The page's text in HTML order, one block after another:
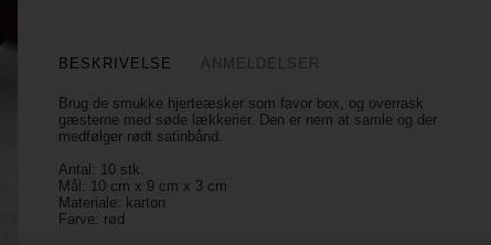
BESKRIVELSE ANMELDELSER
Brug de smukke hjerteæsker som favor box, og overrask
gæsterne med søde lækkerier. Den er nem at samle og der
medfølger rødt satinbånd.
Antal: 10 stk.
Mål: 10 cm x 9 cm x 3 cm
Materiale: karton
Farve: rød